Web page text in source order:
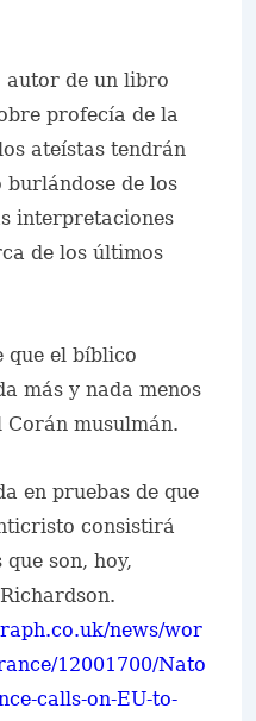
autor de un libro
profecía de la
ateístas tendrán
burlándose de los
interpretaciones
de los últimos
que el bíblico
más y nada menos
Corán musulmán.
en pruebas de que
consistirá
que son, hoy,
news/wor
12001700/Nato
calls-on-EU-to-